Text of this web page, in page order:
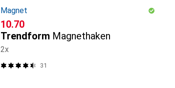
Magnet
CHF
10.70
Trendform Magnethaken
2x
31